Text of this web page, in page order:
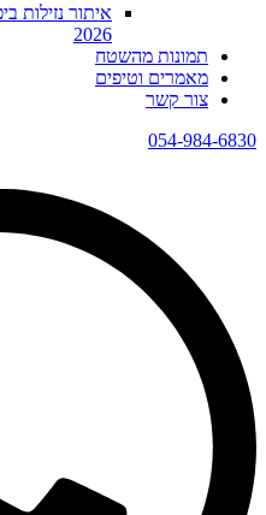
איתור נזילות
2026
תמונות מהשטח
מאמרים וטיפים
צור קשר
054-984-6830